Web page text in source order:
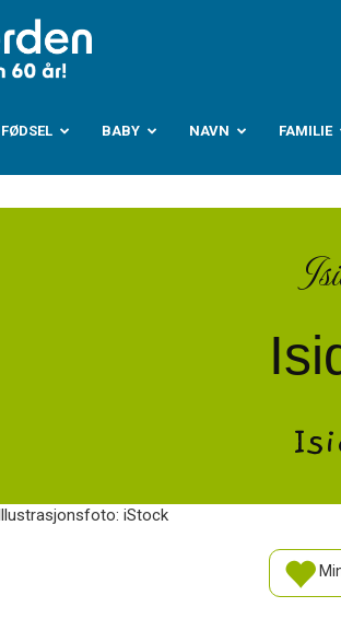
Babyverden.no
FØDSEL BABY NAVN FAMILIE
iStock